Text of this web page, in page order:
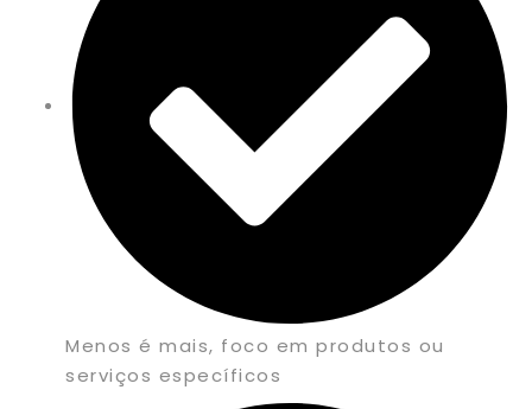
Menos é mais, foco em produtos ou
serviços específicos